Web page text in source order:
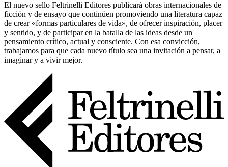
El nuevo sello Feltrinelli Editores publicará obras internacionales de
ficción y de ensayo que continúen promoviendo una literatura capaz
de crear «formas particulares de vida», de ofrecer inspiración, placer
y sentido, y de participar en la batalla de las ideas desde un
pensamiento crítico, actual y consciente. Con esa convicción,
trabajamos para que cada nuevo título sea una invitación a pensar, a
imaginar y a vivir mejor.